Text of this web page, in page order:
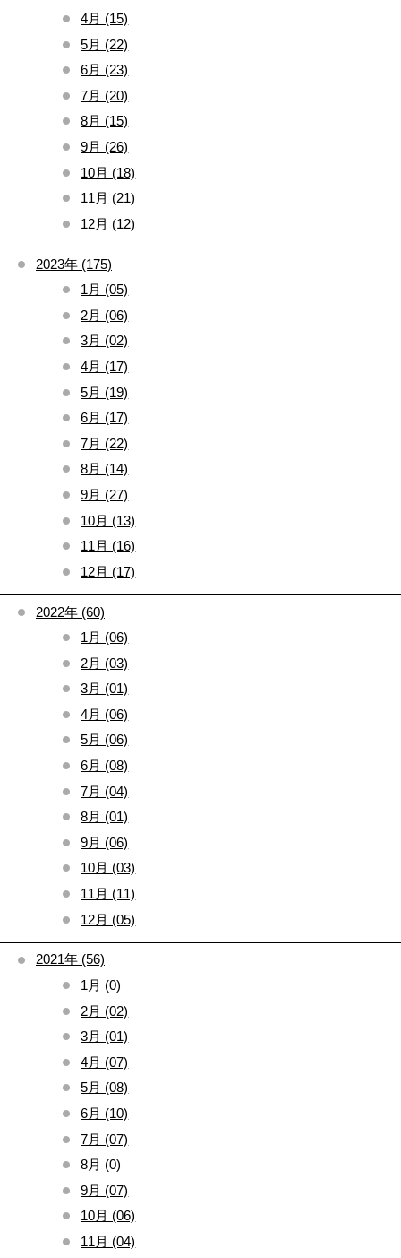
4月 (15)
5月 (22)
6月 (23)
7月 (20)
8月 (15)
9月 (26)
10月 (18)
11月 (21)
12月 (12)
2023年 (175)
1月 (05)
2月 (06)
3月 (02)
4月 (17)
5月 (19)
6月 (17)
7月 (22)
8月 (14)
9月 (27)
10月 (13)
11月 (16)
12月 (17)
2022年 (60)
1月 (06)
2月 (03)
3月 (01)
4月 (06)
5月 (06)
6月 (08)
7月 (04)
8月 (01)
9月 (06)
10月 (03)
11月 (11)
12月 (05)
2021年 (56)
1月 (0)
2月 (02)
3月 (01)
4月 (07)
5月 (08)
6月 (10)
7月 (07)
8月 (0)
9月 (07)
10月 (06)
11月 (04)